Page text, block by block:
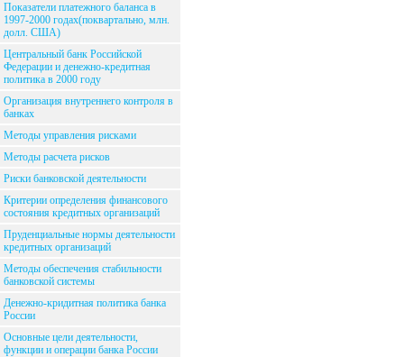
Показатели платежного баланса в
1997-2000 годах(поквартально, млн.
долл. США)
Центральный банк Российской
Федерации и денежно-кредитная
политика в 2000 году
Организация внутреннего контроля в
банках
Методы управления рисками
Методы расчета рисков
Риски банковской деятельности
Критерии определения финансового
состояния кредитных организаций
Пруденциальные нормы деятельности
кредитных организаций
Методы обеспечения стабильности
банковской системы
Денежно-кридитная политика банка
России
Основные цели деятельности,
функции и операции банка России